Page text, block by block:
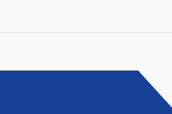
PVProtect: Innovative fire